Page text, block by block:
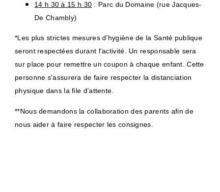
14 h 30 à 15 h 30 : Parc du Domaine (rue Jacques-
De Chambly)
*Les plus strictes mesures d’hygiène de la Santé publique
seront respectées durant l'activité. Un responsable sera
sur place pour remettre un coupon à chaque enfant. Cette
personne s'assurera de faire respecter la distanciation
physique dans la file d’attente.
**Nous demandons la collaboration des parents afin de
nous aider à faire respecter les consignes.